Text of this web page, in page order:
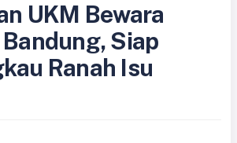
UKM Bewara
Siap
Ranah Isu